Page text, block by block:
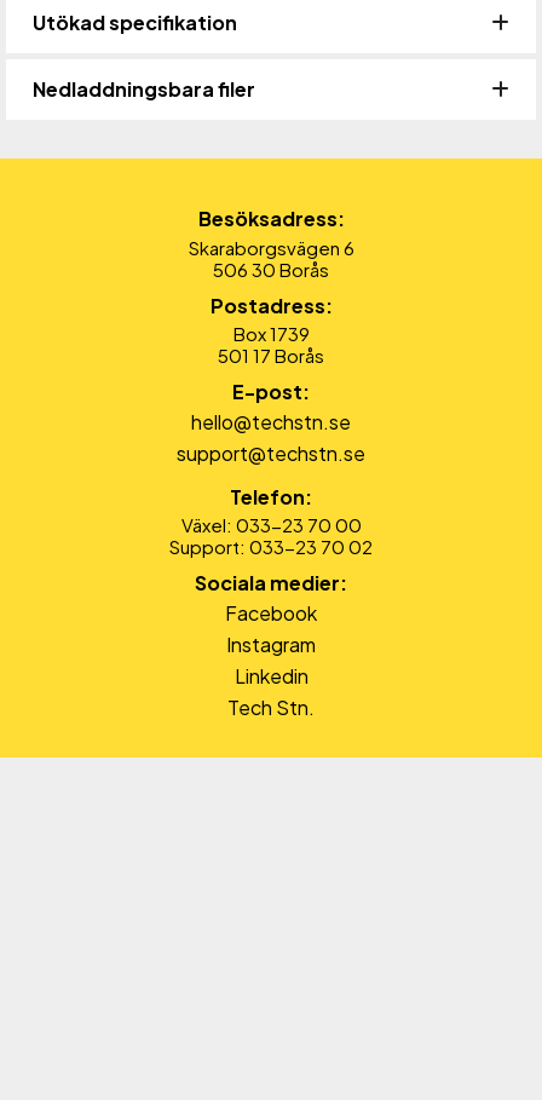
Utökad specifikation
Nedladdningsbara filer
Besöksadress:
Skaraborgsvägen 6
506 30 Borås
Postadress:
Box 1739
501 17 Borås
E-post:
hello@techstn.se
support@techstn.se
Telefon:
Växel: 033-23 70 00
Support: 033-23 70 02
Sociala medier:
Facebook
Instagram
Linkedin
Tech Stn.